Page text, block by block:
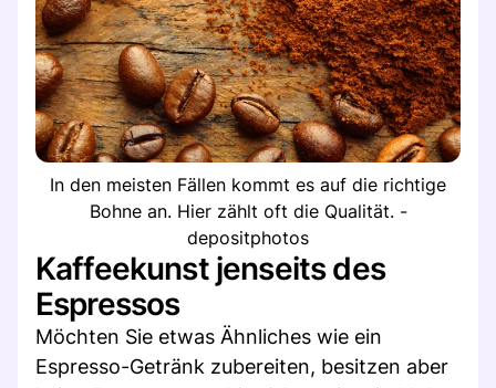
In den meisten Fällen kommt es auf die richtige
Bohne an. Hier zählt oft die Qualität. -
depositphotos
Kaffeekunst jenseits des
Espressos
Möchten Sie etwas Ähnliches wie ein
Espresso-Getränk zubereiten, besitzen aber